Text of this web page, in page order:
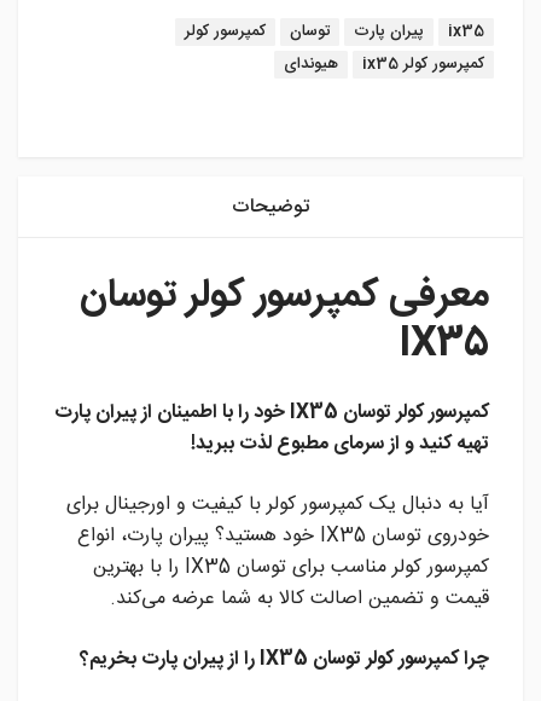
برچسب:
ix35 پیران پارت توسان
کمپرسور کولر
کمپرسور کولر ix35
هیوندای
توضیحات
معرفی کمپرسور کولر توسان
IX35
کمپرسور کولر توسان IX35 خود را با اطمینان از پیران پارت
تهیه کنید و از سرمای مطبوع لذت ببرید!
آیا به دنبال یک کمپرسور کولر با کیفیت و اورجینال برای
خودروی توسان IX35 خود هستید؟ پیران پارت، انواع
کمپرسور کولر مناسب برای توسان IX35 را با بهترین
قیمت و تضمین اصالت کالا به شما عرضه می‌کند.
چرا کمپرسور کولر توسان IX35 را از پیران پارت بخریم؟